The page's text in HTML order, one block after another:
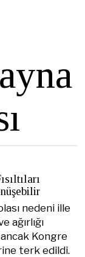
nedeni ille
ağırlığı
Kongre
terk edildi.